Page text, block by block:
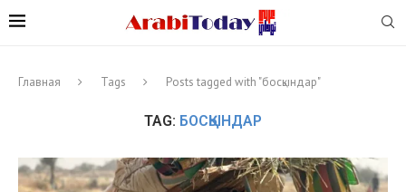
Главная Tags Posts tagged with "босқындар"
TAG: БОСҚЫНДАР